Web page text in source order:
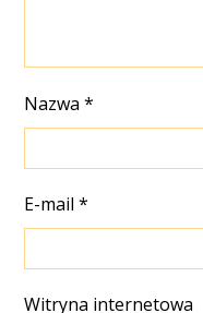
Nazwa*
E-mail*
Witryna internetowa